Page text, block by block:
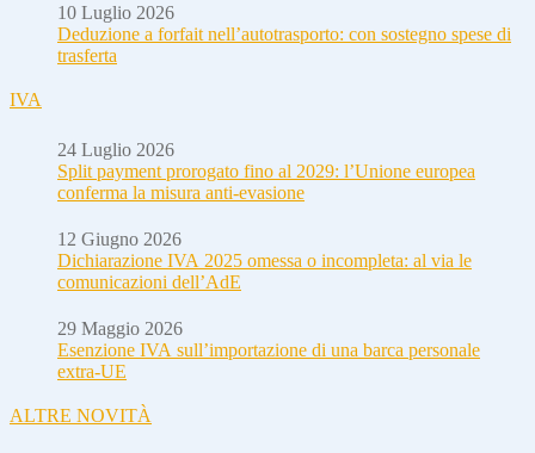
10 Luglio 2026
Deduzione a forfait nell’autotrasporto: con sostegno spese di
trasferta
IVA
24 Luglio 2026
Split payment prorogato fino al 2029: l’Unione europea
conferma la misura anti-evasione
12 Giugno 2026
Dichiarazione IVA 2025 omessa o incompleta: al via le
comunicazioni dell’AdE
29 Maggio 2026
Esenzione IVA sull’importazione di una barca personale
extra-UE
ALTRE NOVITÀ